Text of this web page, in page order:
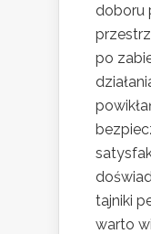
doboru
po
tajniki
warto